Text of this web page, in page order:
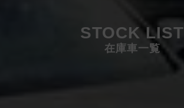
STOCK LIST
在庫車一覧